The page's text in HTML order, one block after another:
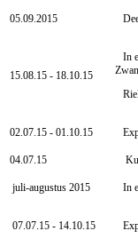
05.09.2015
15.08.15 - 18.10.15
In
02.07.15 - 01.10.15
04.07.15
juli-augustus 2015 In
07.07.15 - 14.10.15